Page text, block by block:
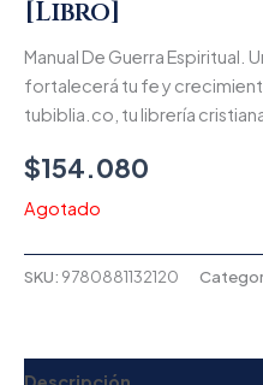
[Libro]
Manual De Guerra Espiritual.
fortalecerá tu fe y
tubiblia.co, tu librería
$154.080
Agotado
SKU: 9780881132120